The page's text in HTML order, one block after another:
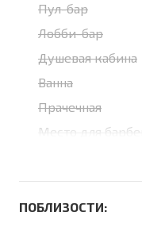
Пул-бар
Лобби-бар
Душевая кабина
Ванна
Прачечная
Место для
ПОБЛИЗОСТИ: